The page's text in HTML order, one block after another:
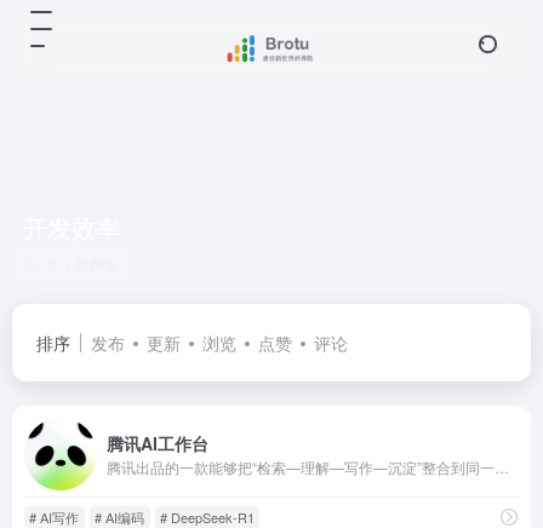
排序 发布 更新 浏览 点赞 评论
腾讯AI工作台
# AI写作 # AI编码 # DeepSeek-R1